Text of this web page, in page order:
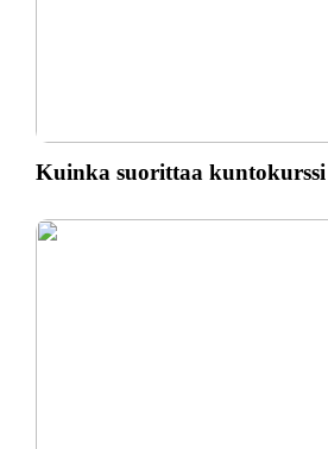
Kuinka suorittaa kuntokurssi